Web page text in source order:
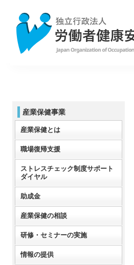
産業保健事業
産業保健とは
職場復帰支援
ストレスチェック制度サポート
ダイヤル
助成金
産業保健の相談
研修・セミナーの実施
情報の提供